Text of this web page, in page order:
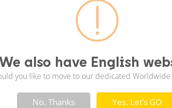
also have English
you like to move to our dedicated Worldwide
! Not valid!
No. Thanks Yes. Let’s GO
โป
ได้
หา